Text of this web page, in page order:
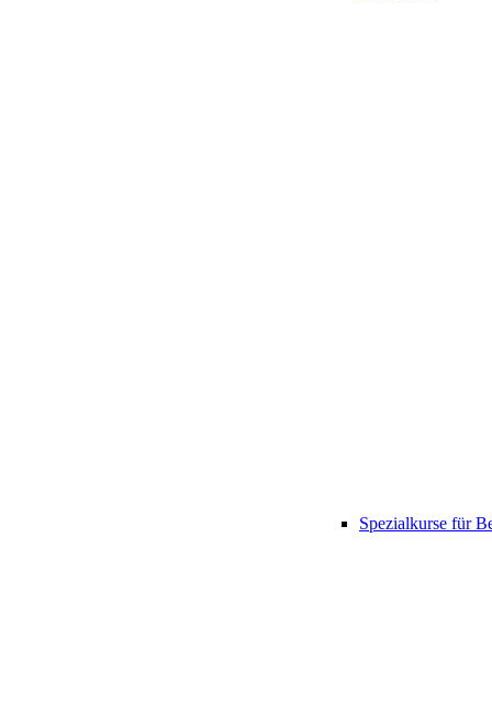
Spezialkurse für